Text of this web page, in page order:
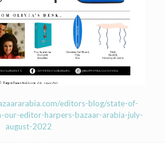
editors-blog/state-of-
editor-harpers-bazaar-arabia-july-
august-2022